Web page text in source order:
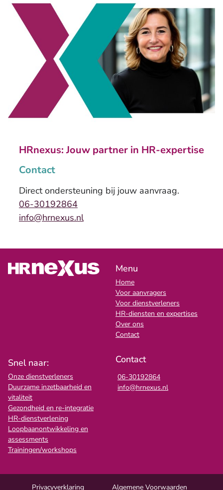
HRnexus: Jouw partner in HR-expertise
Contact
Direct ondersteuning bij jouw aanvraag.
06-30192864
info@hrnexus.nl
Menu
Home
Voor aanvragers
Voor dienstverleners
HR-diensten en expertises
Over ons
Contact
Snel naar:
Onze dienstverleners
Duurzame inzetbaarheid en
vitaliteit
Gezondheid en re-integratie
HR-dienstverlening
Loopbaanontwikkeling en
assessments
Trainingen/workshops
Contact
06-30192864
info@hrnexus.nl
Privacyverklaring Algemene Voorwaarden